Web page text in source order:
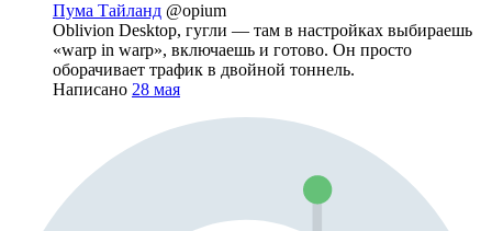
Пума Тайланд @opium
Oblivion Desktop, гугли — там в настройках выбираешь
«warp in warp», включаешь и готово. Он просто
оборачивает трафик в двойной тоннель.
Написано 28 мая